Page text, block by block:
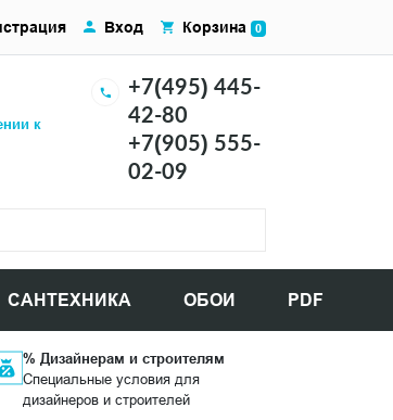
к
+7(495) 445-
42-80
+7(905) 555-
02-09
САНТЕХНИКА ОБОИ PDF
Вход Корзина 0
% Дизайнерам и строителям
Специальные условия для
дизайнеров и строителей